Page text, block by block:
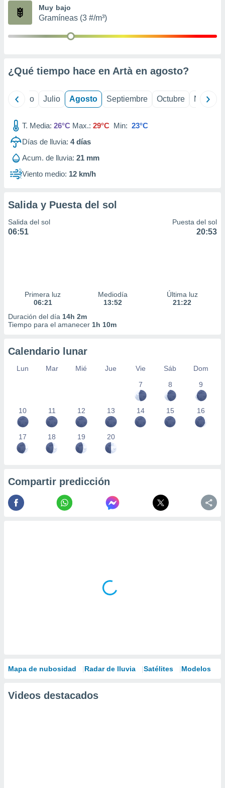
publicidad
publicidad
1199
Muy bajo
Gramíneas (3 #/m³)
¿Qué tiempo hace en Artà en agosto?
Junio Julio Agosto Septiembre Octubre
T. Media: 26°C Max.: 29°C Min: 23°C
Días de lluvia: 4días
Acum. de lluvia: 21 mm
Viento medio: 12 km/h
Salida y Puesta del sol
Salida del sol
06:51
Puesta del sol
20:53
Primera luz
06:21
Mediodía
13:52
Última luz
21:22
Duración del día 14h 2m
Tiempo para el amanecer 1h 10m
Calendario lunar
Lun Mar Mié Jue Vie Sáb
Dom
7
8 9
10 11 12 13 14 15 16
17 18 19 20
Compartir predicción
Mapa de nubosidad Radar de lluvia Satélites Modelos
Videos destacados